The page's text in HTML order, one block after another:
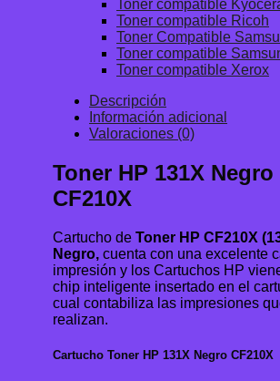
Toner compatible
Toner compatible Ricoh
Toner Compatible
Toner compatible
Toner compatible Xerox
Descripción
Información adicional
Valoraciones (0)
Toner HP 131X Negro
CF210X
Cartucho de Toner HP CF210X
Negro, cuenta con una excelente
impresión y los Cartuchos HP
chip inteligente insertado en el
cual contabiliza las impresiones
realizan.
Cartucho Toner HP 131X Negro CF210X